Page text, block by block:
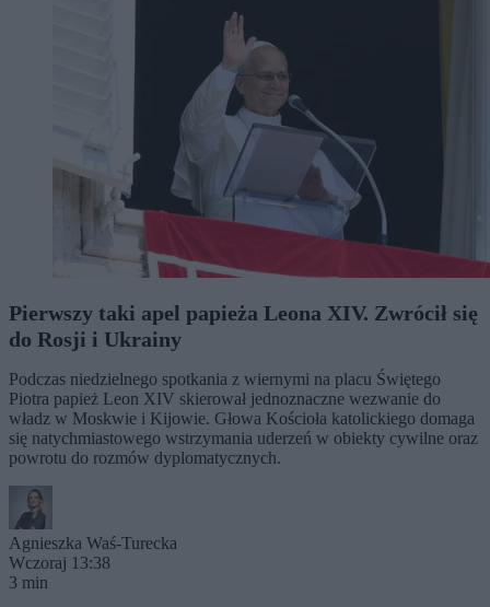
Pierwszy taki apel papieża Leona XIV. Zwrócił się
do Rosji i Ukrainy
Podczas niedzielnego spotkania z wiernymi na placu Świętego
Piotra papież Leon XIV skierował jednoznaczne wezwanie do
władz w Moskwie i Kijowie. Głowa Kościoła katolickiego domaga
się natychmiastowego wstrzymania uderzeń w obiekty cywilne oraz
powrotu do rozmów dyplomatycznych.
Agnieszka Waś-Turecka
Wczoraj 13:38
3 min